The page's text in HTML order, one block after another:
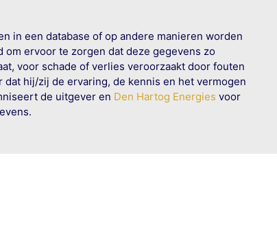
in een database of op andere manieren worden
ervoor te zorgen dat deze gegevens zo
voor schade of verlies veroorzaakt door fouten
hij/zij de ervaring, de kennis en het vermogen
de uitgever en Den Hartog Energies voor